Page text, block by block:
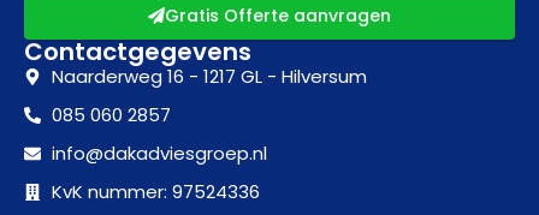
Gratis Offerte aanvragen
Contactgegevens
Naarderweg 16 - 1217 GL - Hilversum
085 060 2857
info@dakadviesgroep.nl
KvK nummer: 97524336